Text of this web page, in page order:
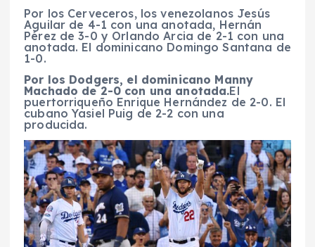
Por los Cerveceros, los venezolanos Jesús
Aguilar de 4-1 con una anotada, Hernán
Pérez de 3-0 y Orlando Arcia de 2-1 con una
anotada. El dominicano Domingo Santana de
1-0.
Por los Dodgers, el dominicano Manny
Machado de 2-0 con una anotada.El
puertorriqueño Enrique Hernández de 2-0. El
cubano Yasiel Puig de 2-2 con una
producida.